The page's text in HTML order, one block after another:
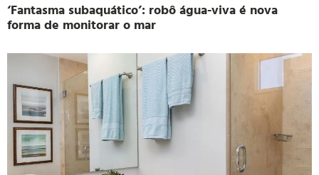
‘Fantasma subaquático’: robô água-viva é nova
forma de monitorar o mar